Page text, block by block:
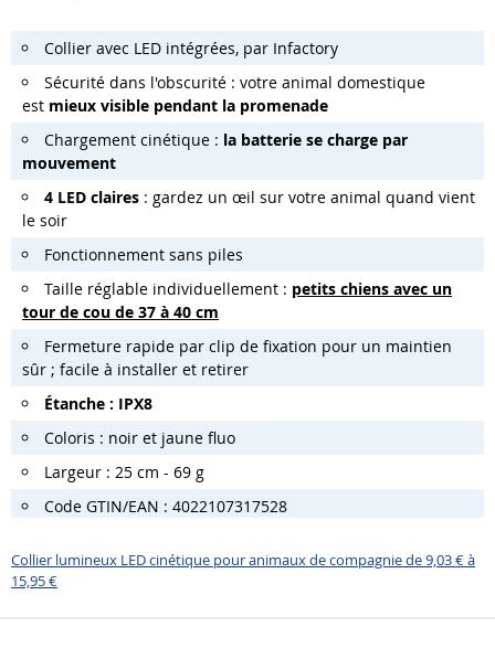
Collier avec LED intégrées, par Infactory
Sécurité dans l'obscurité : votre animal domestique
est mieux visible pendant la promenade
Chargement cinétique : la batterie se charge par
mouvement
4 LED claires : gardez un œil sur votre animal quand vient
le soir
Fonctionnement sans piles
Taille réglable individuellement : petits chiens avec un
tour de cou de 37 à 40 cm
Fermeture rapide par clip de fixation pour un maintien
sûr ; facile à installer et retirer
Étanche : IPX8
Coloris : noir et jaune fluo
Largeur : 25 cm - 69 g
Code GTIN/EAN : 4022107317528
Collier lumineux LED cinétique pour animaux de compagnie de 9,03 € à
15,95 €